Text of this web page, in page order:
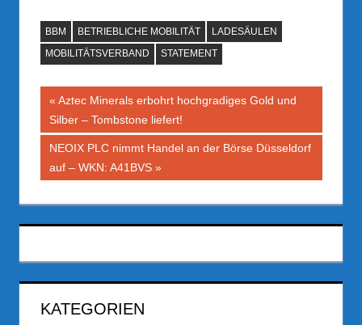
BBM BETRIEBLICHE MOBILITÄT
LADESÄULEN
MOBILITÄTSVERBAND
STATEMENT
Beitragsnavigation
Vorheriger
Beitrag:
Aztec Minerals erbohrt hochgradiges Gold und
Silber – Tombstone liefert!
Nächster
Beitrag:
NEOIX PLC nimmt Handel an der Börse Düsseldorf
auf – WKN: A41BVS
KATEGORIEN